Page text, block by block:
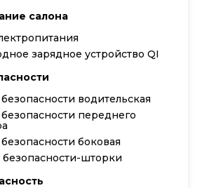
салона
зарядное устройство QI
водительская
переднего
боковая
шторки